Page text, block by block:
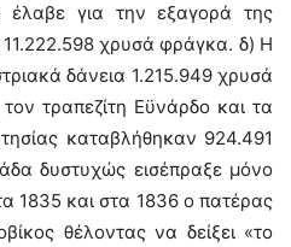
έλαβε για την εξαγορά της
11.222.598 χρυσά φράγκα. δ) Η
δάνεια 1.215.949 χρυσά
τραπεζίτη Εϋνάρδο και τα
καταβλήθηκαν 924.491
δυστυχώς εισέπραξε μόνο
1835 και στα 1836 ο πατέρας
θέλοντας να δείξει «το